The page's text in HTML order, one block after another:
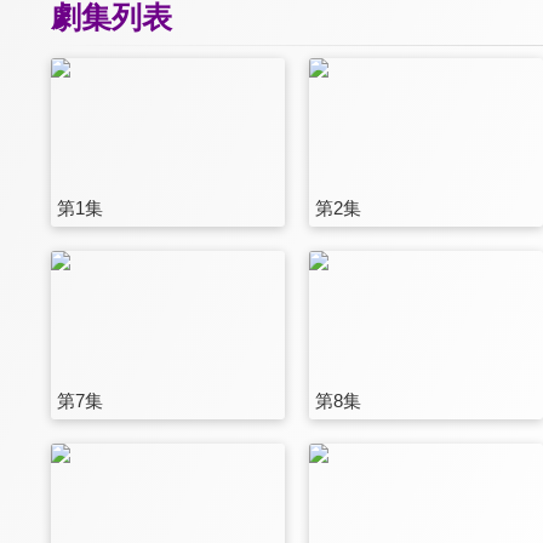
劇集列表
第1集 第2集
第7集 第8集